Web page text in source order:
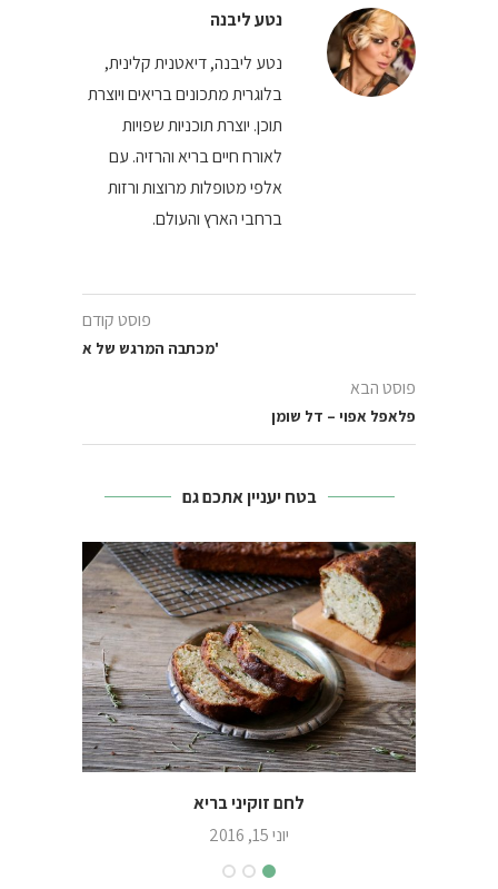
נטע ליבנה
נטע ליבנה, דיאטנית קלינית,
בלוגרית מתכונים בריאים ויוצרת
תוכן. יוצרת תוכניות שפויות
לאורח חיים בריא והרזיה. עם
אלפי מטופלות מרוצות ורזות
ברחבי הארץ והעולם.
פוסט קודם
מכתבה המרגש של א'
פוסט הבא
פלאפל אפוי – דל שומן
בטח יעניין אתכם גם
לחם זוקיני בריא
יוני 15, 2016